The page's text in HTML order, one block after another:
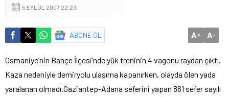
5 EYLÜL 2007 22:23
ABONE OL A+ A-
Osmaniye’nin Bahçe İlçesi’nde yük treninin 4 vagonu raydan çıktı.
Kaza nedeniyle demiryolu ulaşıma kapanırken, olayda ölen yada
yaralanan olmadı. Gaziantep-Adana seferini yapan 861 sefer sayılı